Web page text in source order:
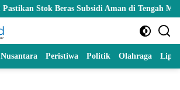
Subsidi Aman di Tengah Musim Kemarau
Peristiwa Politik Olahraga